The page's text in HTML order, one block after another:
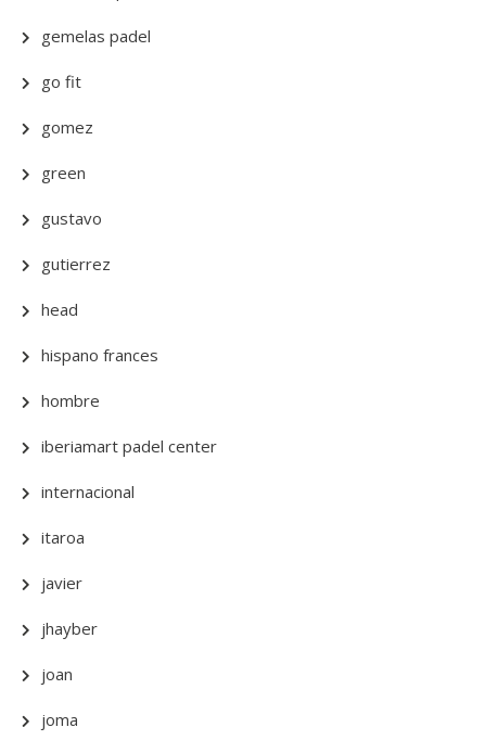
gemelas padel
go fit
gomez
green
gustavo
gutierrez
head
hispano frances
hombre
iberiamart padel center
internacional
itaroa
javier
jhayber
joan
joma